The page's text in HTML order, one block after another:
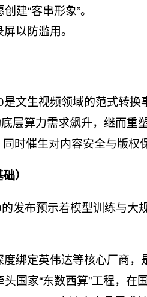
建“客串形象”。
以防滥用。
文生视频领域的范式转换
层算力需求飙升，继而重
时催生对内容安全与版权
）​
发布预示着模型训练与大
绑定英伟达等核心厂商，
国家“东数西算”工程，在